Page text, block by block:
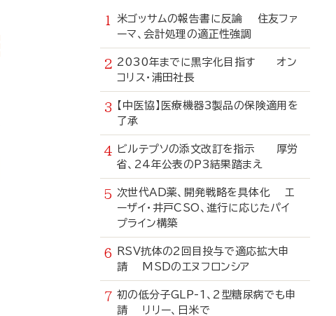
米ゴッサムの報告書に反論 住友ファ
ーマ、会計処理の適正性強調
2030年までに黒字化目指す オン
コリス・浦田社長
【中医協】医療機器3製品の保険適用を
了承
ビルテプソの添文改訂を指示 厚労
省、24年公表のP3結果踏まえ
次世代AD薬、開発戦略を具体化 エ
ーザイ・井戸CSO、進行に応じたパイ
プライン構築
RSV抗体の2回目投与で適応拡大申
請 MSDのエヌフロンシア
初の低分子GLP-1、2型糖尿病でも申
請 リリー、日米で